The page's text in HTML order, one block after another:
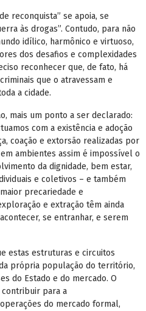
reconquista” se apoia, se
às drogas”. Contudo, para não
idílico, harmônico e virtuoso,
dos desafios e complexidades
reconhecer que, de fato, há
que o atravessam e
a cidade.
mais um ponto a ser declarado:
com a existência e adoção
coação e extorsão realizadas por
ambientes assim é impossível o
da dignidade, bem estar,
e coletivos – e também
precariedade e
e extração têm ainda
se entranhar, e serem
estas estruturas e circuitos
própria população do território,
do Estado e do mercado. O
para a
do mercado formal,